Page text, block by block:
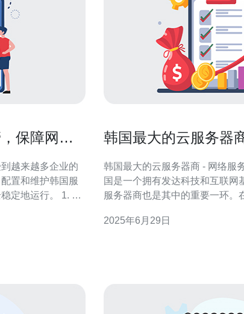
保障网站
越来越多企业的
置和维护韩国服
运行。 1. 选
择的详细步骤：
韩国最大的云服务器
韩国最大的云服务器商 - 网络服务
国是一个拥有发达科技和互联网
服务器商也是其中的重要一环。
方案，为客户提供高效、可靠的云计
2025年6月29日